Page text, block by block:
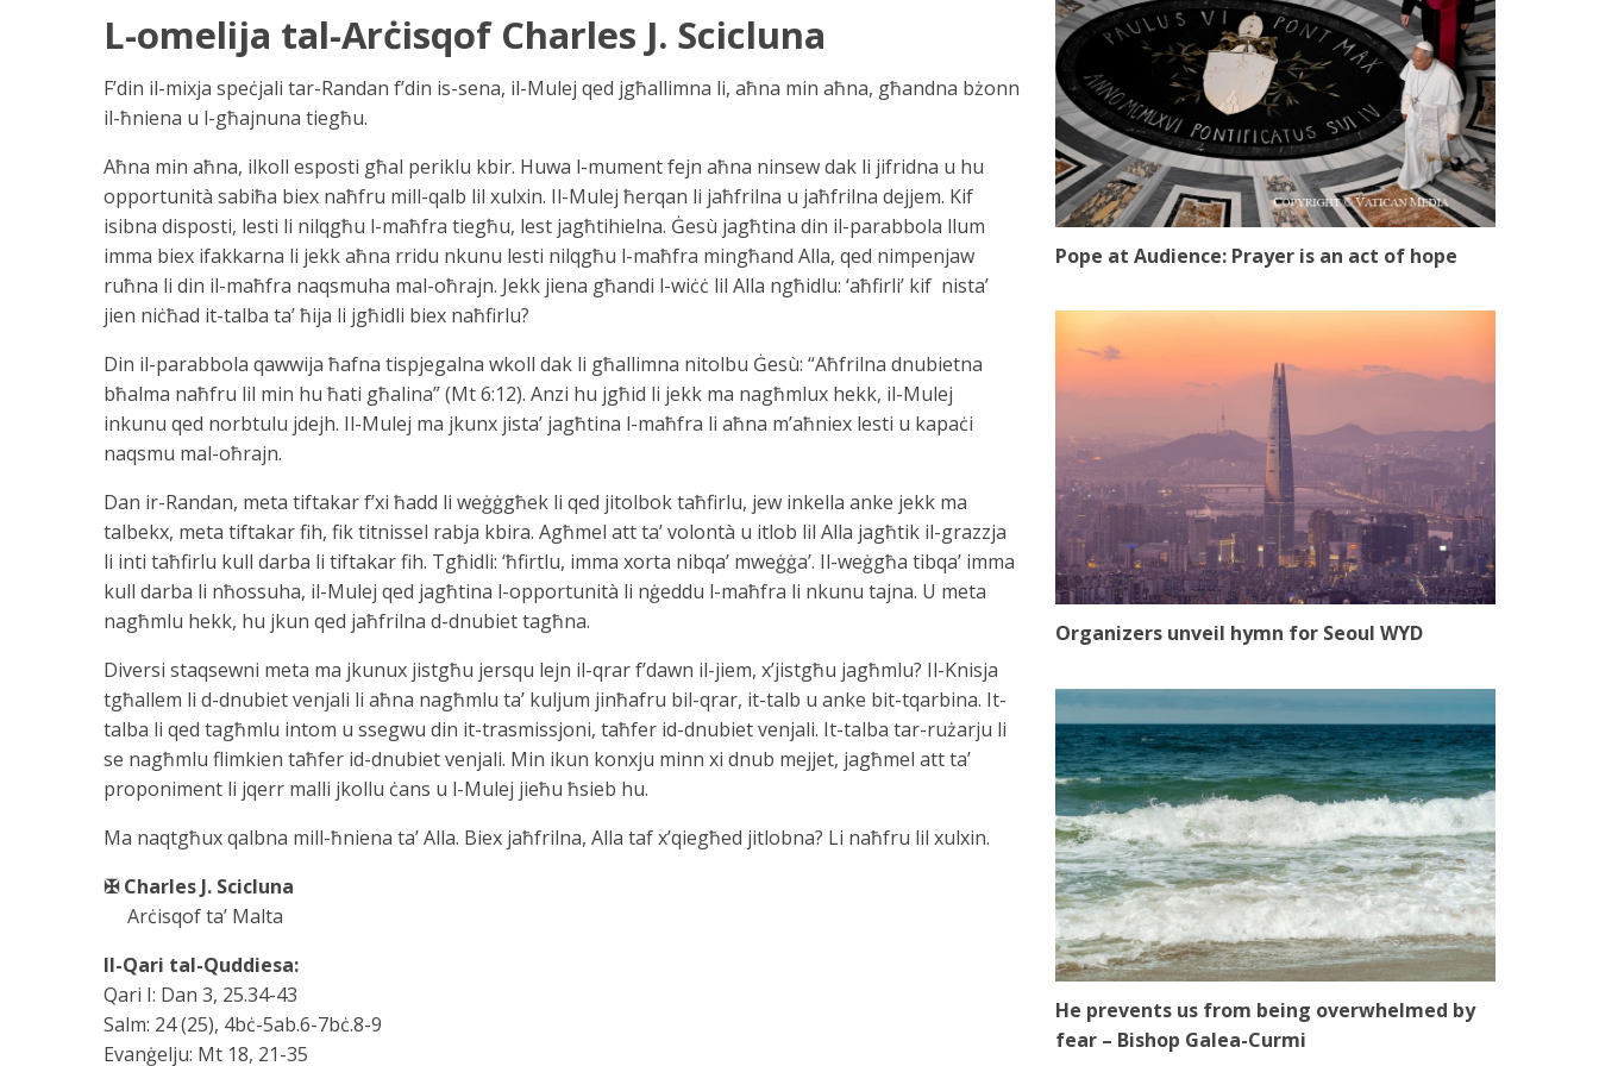
L-omelija tal-Arċisqof Charles J. Scicluna
F’din il-mixja speċjali tar-Randan f’din is-sena, il-Mulej qed jgħallimna li, aħna min aħna, għandna bżonn
il-ħniena u l-għajnuna tiegħu.
Aħna min aħna, ilkoll esposti għal periklu kbir. Huwa l-mument fejn aħna ninsew dak li jifridna u hu
opportunità sabiħa biex naħfru mill-qalb lil xulxin. Il-Mulej ħerqan li jaħfrilna u jaħfrilna dejjem. Kif
isibna disposti, lesti li nilqgħu l-maħfra tiegħu, lest jagħtihielna. Ġesù jagħtina din il-parabbola llum
imma biex ifakkarna li jekk aħna rridu nkunu lesti nilqgħu l-maħfra mingħand Alla, qed nimpenjaw
ruħna li din il-maħfra naqsmuha mal-oħrajn. Jekk jiena għandi l-wiċċ lil Alla ngħidlu: ‘aħfirli’ kif nista’
jien niċħad it-talba ta’ ħija li jgħidli biex naħfirlu?
Din il-parabbola qawwija ħafna tispjegalna wkoll dak li għallimna nitolbu Ġesù: “Aħfrilna dnubietna
bħalma naħfru lil min hu ħati għalina” (Mt 6:12). Anzi hu jgħid li jekk ma nagħmlux hekk, il-Mulej
inkunu qed norbtulu jdejh. Il-Mulej ma jkunx jista’ jagħtina l-maħfra li aħna m’aħniex lesti u kapaċi
naqsmu mal-oħrajn.
Dan ir-Randan, meta tiftakar f’xi ħadd li weġġgħek li qed jitolbok taħfirlu, jew inkella anke jekk ma
talbekx, meta tiftakar fih, fik titnissel rabja kbira. Agħmel att ta’ volontà u itlob lil Alla jagħtik il-grazzja
li inti taħfirlu kull darba li tiftakar fih. Tgħidli: ‘ħfirtlu, imma xorta nibqa’ mweġġa’. Il-weġgħa tibqa’ imma
kull darba li nħossuha, il-Mulej qed jagħtina l-opportunità li nġeddu l-maħfra li nkunu tajna. U meta
nagħmlu hekk, hu jkun qed jaħfrilna d-dnubiet tagħna.
Diversi staqsewni meta ma jkunux jistgħu jersqu lejn il-qrar f’dawn il-jiem, x’jistgħu jagħmlu? Il-Knisja
tgħallem li d-dnubiet venjali li aħna nagħmlu ta’ kuljum jinħafru bil-qrar, it-talb u anke bit-tqarbina. It-
talba li qed tagħmlu intom u ssegwu din it-trasmissjoni, taħfer id-dnubiet venjali. It-talba tar-rużarju li
se nagħmlu flimkien taħfer id-dnubiet venjali. Min ikun konxju minn xi dnub mejjet, jagħmel att ta’
proponiment li jqerr malli jkollu ċans u l-Mulej jieħu ħsieb hu.
Ma naqtgħux qalbna mill-ħniena ta’ Alla. Biex jaħfrilna, Alla taf x’qiegħed jitlobna? Li naħfru lil xulxin.
✠ Charles J. Scicluna
Arċisqof ta’ Malta
Il-Qari tal-Quddiesa:
Qari I: Dan 3, 25.34-43
Salm: 24 (25), 4bċ-5ab.6-7bċ.8-9
Evanġelju: Mt 18, 21-35
Pope at Audience: Prayer is an act of hope
Organizers unveil hymn for Seoul WYD
He prevents us from being overwhelmed by
fear – Bishop Galea-Curmi